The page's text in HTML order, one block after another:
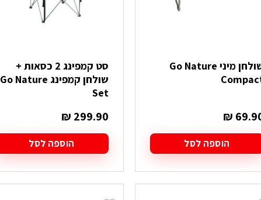
שולחן מיני Go Nature
₪
הוספה לסל
סט קמפינג 2 כסאות +
שולחן קמפינג Go Nature
Set
₪ 299.90
הוספה לסל